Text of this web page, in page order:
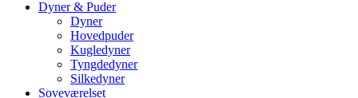
Dyner & Puder
Dyner
Hovedpuder
Kugledyner
Tyngdedyner
Silkedyner
Soveværelset